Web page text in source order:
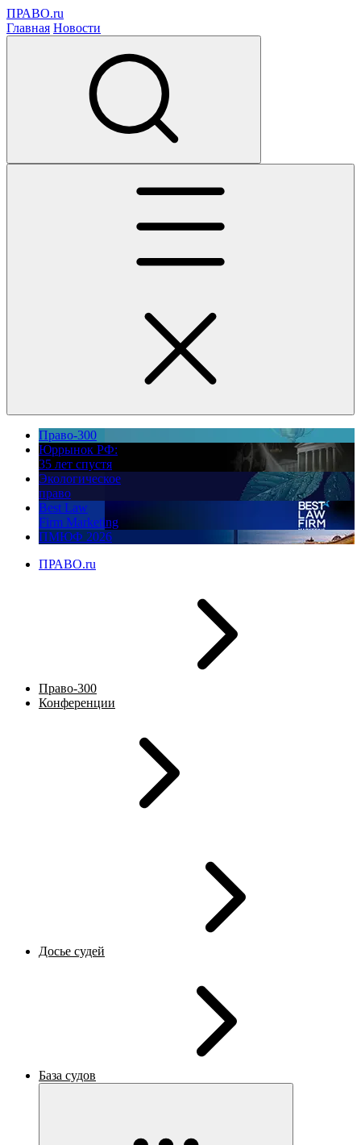
ПРАВО.ru
Главная Новости
Право-300
Юррынок РФ:
35 лет спустя
Экологическое
право
Best Law
Firm Marketing
ПМЮФ 2026
ПРАВО.ru
Право-300
Конференции
Досье судей
База судов